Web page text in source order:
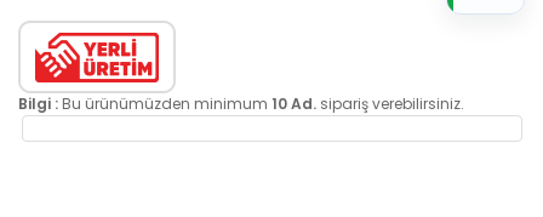
Bilgi : Bu ürünümüzden minimum 10 Ad. sipariş verebilirsiniz.